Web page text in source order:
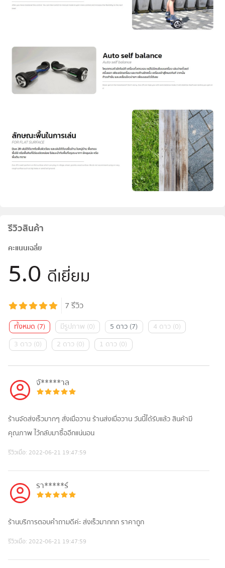
รีวิวสินค้า
คะแนนเฉลี่ย
5.0 ดีเยี่ยม
7รีวิว
ทั้งหมด (7) มีรูปภาพ (0) 5 ดาว (7) 4 ดาว (0)
3 ดาว (0) 2 ดาว (0) 1 ดาว (0)
จั*****าล
ร้านจัดส่งเร็วมากๆ สั่งเมื่อวาน ร้านส่งเมื่อวาน วันนี้ได้รับแล้ว สินค้ามี
คุณภาพ ไว้กลับมาซื้ออีกแน่นอน
รีวิวเมื่อ: 2022-06-21 19:47:59
รา*****ร์
ร้านบริการตอบคำถามดีค่ะ ส่งเร็วมากกก ราคาถูก
รีวิวเมื่อ: 2022-06-21 19:47:59